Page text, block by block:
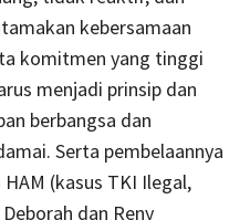
kebersamaan
komitmen yang tinggi
menjadi prinsip dan
berbangsa dan
Serta pembelaannya
(kasus TKI Ilegal,
dan Reny